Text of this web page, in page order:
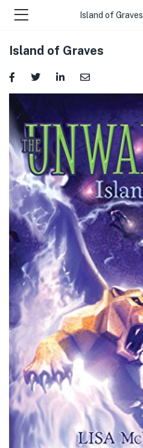
Island of Graves
Island of Graves